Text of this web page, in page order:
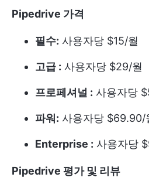
Pipedrive 가격
필수: 사용자당 $15/월
고급 : 사용자당 $29/월
프로페셔널 : 사용자당
파워: 사용자당 $69.90/
Enterprise : 사용자당
Pipedrive 평가 및 리뷰